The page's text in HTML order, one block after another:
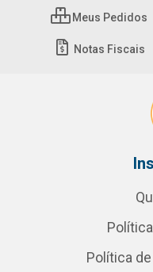
Meus Pedidos
Notas Fiscais
Política